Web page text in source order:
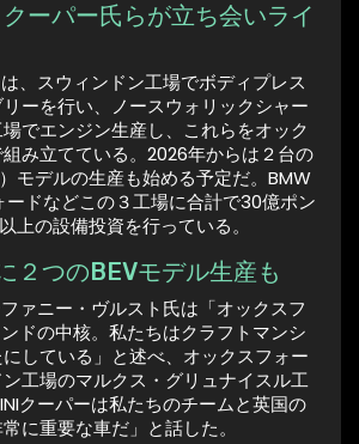
ーパー氏らが立ち会いライ
、スウィンドン工場でボディプレス
ーを行い、ノースウォリックシャー
でエンジン生産し、これらをオック
み立てている。2026年からは２台の
モデルの生産も始める予定だ。BMW
ードなどこの３工場に合計で30億ポン
上の設備投資を行っている。
２つのBEVモデル生産も
ァニー・ヴルスト氏は「オックスフ
ドの中核。私たちはクラフトマンシ
している」と述べ、オックスフォー
ン工場のマルクス・グリュナイスル工
クーパーは私たちのチームと英国の
に重要な車だ」と話した。